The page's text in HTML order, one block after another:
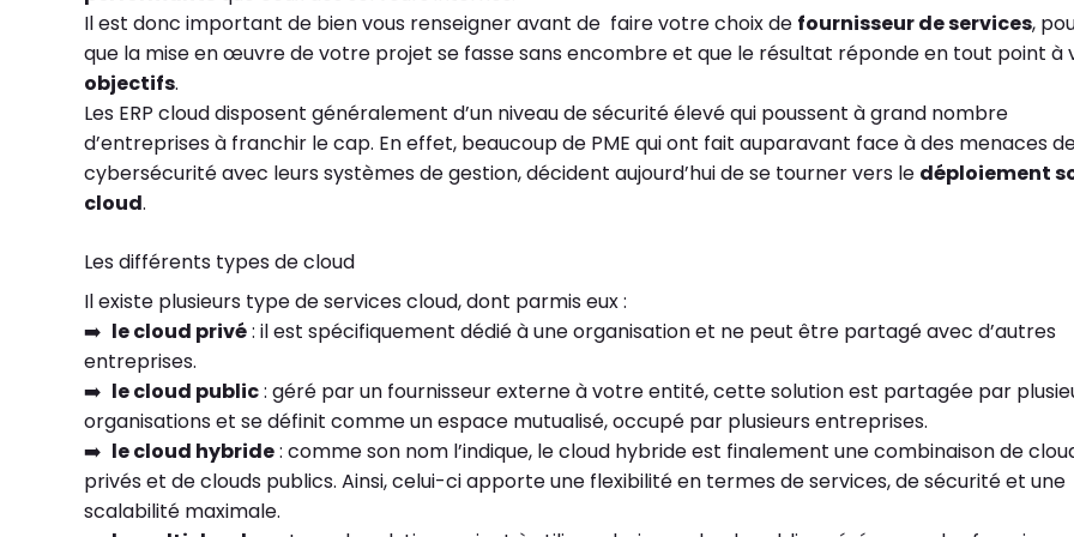
Il est donc important de bien vous renseigner avant de faire votre choix de fournisseur de services,
que la mise en œuvre de votre projet se fasse sans encombre et que le résultat réponde en tout point à
objectifs.
Les ERP cloud disposent généralement d’un niveau de sécurité élevé qui poussent à grand nombre
d’entreprises à franchir le cap. En effet, beaucoup de PME qui ont fait auparavant face à des menaces
cybersécurité avec leurs systèmes de gestion, décident aujourd’hui de se tourner vers le déploiement
cloud.
Les différents types de cloud
Il existe plusieurs type de services cloud, dont parmis eux :
➡️ le cloud privé: il est spécifiquement dédié à une organisation et ne peut être partagé avec d’autres
entreprises.
➡️ le cloud public: géré par un fournisseur externe à votre entité, cette solution est partagée par
organisations et se définit comme un espace mutualisé, occupé par plusieurs entreprises.
➡️ le cloud hybride: comme son nom l’indique, le cloud hybride est finalement une combinaison de
privés et de clouds publics. Ainsi, celui-ci apporte une flexibilité en termes de services, de sécurité et une
scalabilité maximale.